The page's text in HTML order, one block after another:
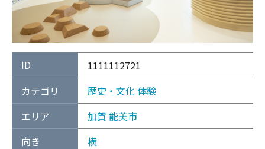
ID
1111112721
カテゴリ
歴史・文化 体験
エリア
加賀 能美市
向き
横